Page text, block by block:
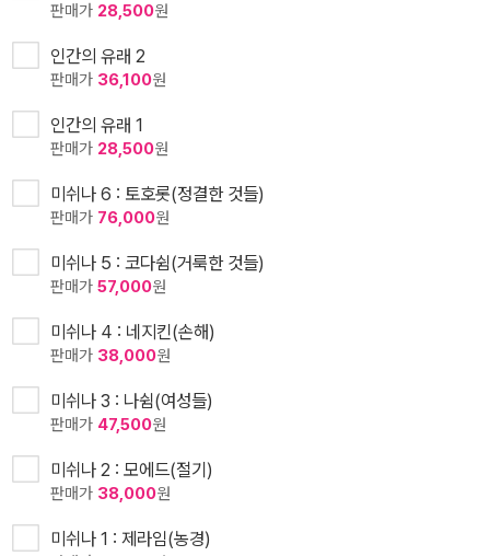
판매가 28,500원
인간의 유래 2
판매가 36,100원
인간의 유래 1
판매가 28,500원
미쉬나 6 : 토호롯(정결한 것들)
판매가 76,000원
미쉬나 5 : 코다쉼(거룩한 것들)
판매가 57,000원
미쉬나 4 : 네지킨(손해)
판매가 38,000원
미쉬나 3 : 나쉼(여성들)
판매가 47,500원
미쉬나 2 : 모에드(절기)
판매가 38,000원
미쉬나 1 : 제라임(농경)